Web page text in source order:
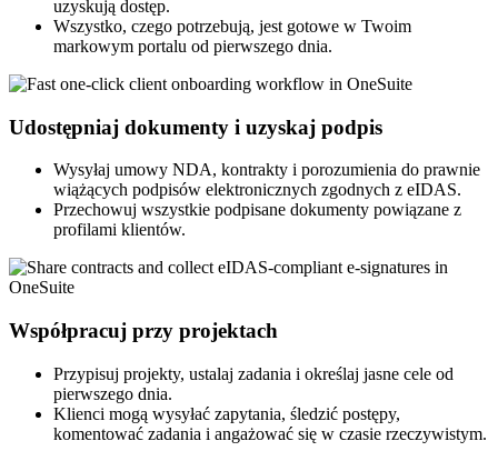
uzyskują dostęp.
Wszystko, czego potrzebują, jest gotowe w Twoim
markowym portalu od pierwszego dnia.
Udostępniaj dokumenty i uzyskaj podpis
Wysyłaj umowy NDA, kontrakty i porozumienia do prawnie
wiążących podpisów elektronicznych zgodnych z eIDAS.
Przechowuj wszystkie podpisane dokumenty powiązane z
profilami klientów.
Współpracuj przy projektach
Przypisuj projekty, ustalaj zadania i określaj jasne cele od
pierwszego dnia.
Klienci mogą wysyłać zapytania, śledzić postępy,
komentować zadania i angażować się w czasie rzeczywistym.